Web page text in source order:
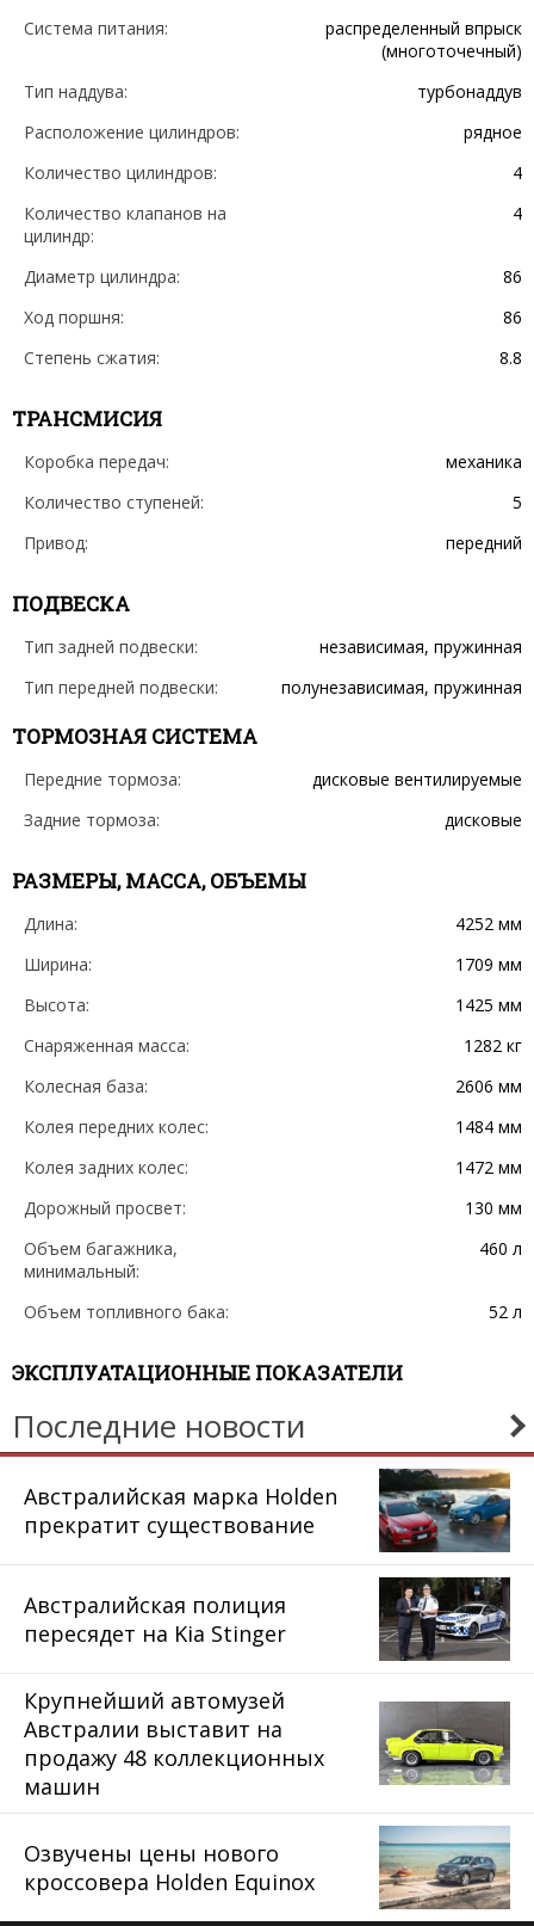
Система питания:
распределенный впрыск
(многоточечный)
Тип наддува:
турбонаддув
Расположение цилиндров:
рядное
Количество цилиндров:
4
Количество клапанов на
цилиндр:
4
Диаметр цилиндра:
86
Ход поршня:
86
Степень сжатия:
8.8
ТРАНСМИСИЯ
Коробка передач:
механика
Количество ступеней:
5
Привод:
передний
ПОДВЕСКА
Тип задней подвески:
независимая, пружинная
Тип передней подвески:
полунезависимая, пружинная
ТОРМОЗНАЯ СИСТЕМА
Передние тормоза:
дисковые вентилируемые
Задние тормоза:
дисковые
РАЗМЕРЫ, МАССА, ОБЪЕМЫ
Длина:
4252 мм
Ширина:
1709 мм
Высота:
1425 мм
Снаряженная масса:
1282 кг
Колесная база:
2606 мм
Колея передних колес:
1484 мм
Колея задних колес:
1472 мм
Дорожный просвет:
130 мм
Объем багажника,
минимальный:
460 л
Объем топливного бака: 52 л
ЭКСПЛУАТАЦИОННЫЕ ПОКАЗАТЕЛИ
Последние новости
Австралийская марка Holden
прекратит существование
Австралийская полиция
пересядет на Kia Stinger
Крупнейший автомузей
Австралии выставит на
продажу 48 коллекционных
машин
Озвучены цены нового
кроссовера Holden Equinox